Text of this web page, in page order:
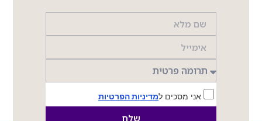
אני מסכים למדיניות הפרטיות
שלח